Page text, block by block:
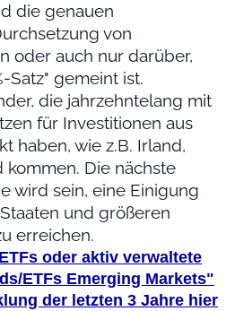
die genauen
von
oder auch nur darüber,
Satz" gemeint ist.
die jahrzehntelang mit
für Investitionen aus
haben, wie z.B. Irland,
kommen. Die nächste
wird sein, eine Einigung
und größeren
erreichen.
oder aktiv verwaltete
ETFs Emerging Markets"
der letzten 3 Jahre hier